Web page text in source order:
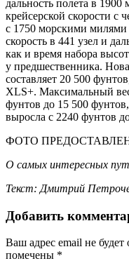
дальность полета в
крейсерской скорости с
с 1750 морскими милями
скорость в 441 узел и
как и время набора
у предшественника.
составляет 20 500
XLS+. Максимальный
фунтов до 15 500
выросла с 2240 фунтов
ФОТО
О самых интересных
Текст: Дмитрий
Добавить
Ваш адрес email не будет
помечены *